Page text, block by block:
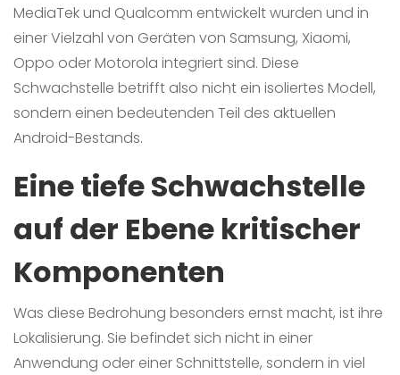
MediaTek und Qualcomm entwickelt wurden und in
einer Vielzahl von Geräten von Samsung, Xiaomi,
Oppo oder Motorola integriert sind. Diese
Schwachstelle betrifft also nicht ein isoliertes Modell,
sondern einen bedeutenden Teil des aktuellen
Android-Bestands.
Eine tiefe Schwachstelle
auf der Ebene kritischer
Komponenten
Was diese Bedrohung besonders ernst macht, ist ihre
Lokalisierung. Sie befindet sich nicht in einer
Anwendung oder einer Schnittstelle, sondern in viel